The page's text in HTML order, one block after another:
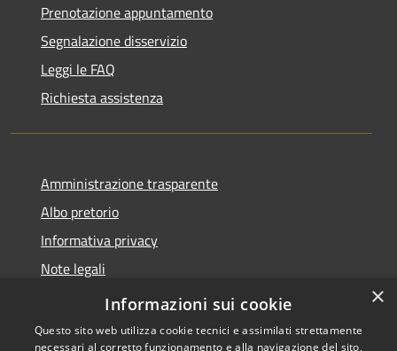
Prenotazione appuntamento
Segnalazione disservizio
Leggi le FAQ
Richiesta assistenza
Amministrazione trasparente
Albo pretorio
Informativa privacy
Note legali
Dichiarazione di accessibilità
×
Informazioni sui cookie
Questo sito web utilizza cookie tecnici e assimilati strettamente
necessari al corretto funzionamento e alla navigazione del sito,